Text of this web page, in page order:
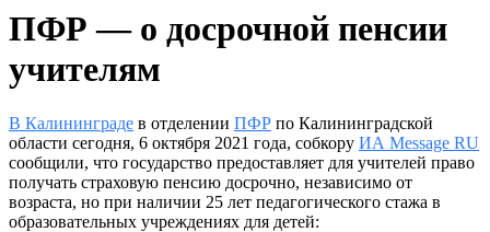
ПФР — о досрочной пенсии
учителям
В Калининграде в отделении ПФР по Калининградской
области сегодня, 6 октября 2021 года, собкору ИА Message RU
сообщили, что государство предоставляет для учителей право
получать страховую пенсию досрочно, независимо от
возраста, но при наличии 25 лет педагогического стажа в
образовательных учреждениях для детей: